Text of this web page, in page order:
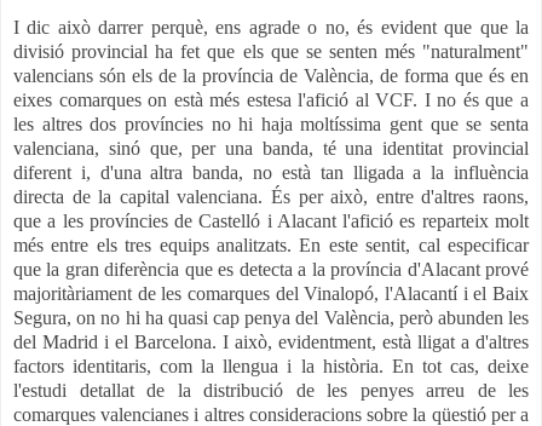
I dic això darrer perquè, ens agrade o no, és evident que que la
divisió provincial ha fet que els que se senten més "naturalment"
valencians són els de la província de València, de forma que és en
eixes comarques on està més estesa l'afició al VCF. I no és que a
les altres dos províncies no hi haja moltíssima gent que se senta
valenciana, sinó que, per una banda, té una identitat provincial
diferent i, d'una altra banda, no està tan lligada a la influència
directa de la capital valenciana. És per això, entre d'altres raons,
que a les províncies de Castelló i Alacant l'afició es reparteix molt
més entre els tres equips analitzats. En este sentit, cal especificar
que la gran diferència que es detecta a la província d'Alacant prové
majoritàriament de les comarques del Vinalopó, l'Alacantí i el Baix
Segura, on no hi ha quasi cap penya del València, però abunden les
del Madrid i el Barcelona. I això, evidentment, està lligat a d'altres
factors identitaris, com la llengua i la història. En tot cas, deixe
l'estudi detallat de la distribució de les penyes arreu de les
comarques valencianes i altres consideracions sobre la qüestió per a